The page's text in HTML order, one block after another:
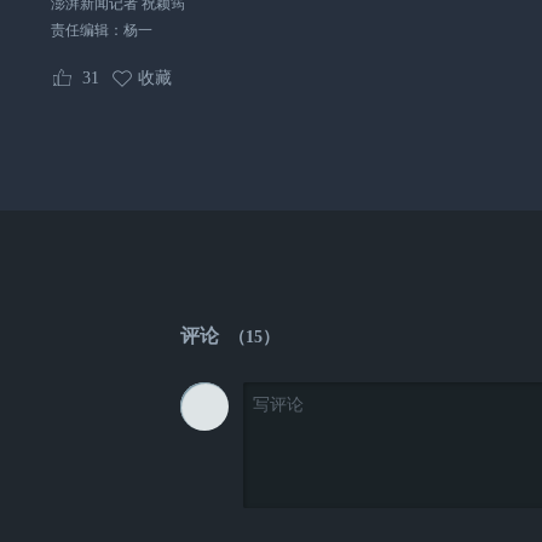
澎湃新闻记者 祝颖筠
责任编辑： 杨一
31 收藏
评论 （15）